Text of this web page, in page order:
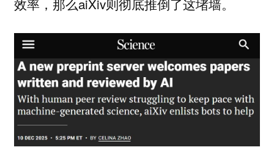
效率，那么aiXiv则彻底推倒了这堵墙。